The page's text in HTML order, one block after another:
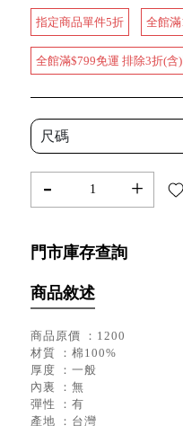
指定商品單件5折 全館
全館滿$799免運 排除3折(
尺碼
- +
門市庫存查詢
商品敘述
商品原價 ：1200
材質 ：棉100%
厚度 ：一般
內裏 ：無
彈性 ：有
產地 ：台灣